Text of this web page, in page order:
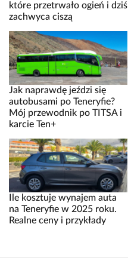
które przetrwało ogień i dziś
zachwyca ciszą
Jak naprawdę jeździ się
autobusami po Teneryfie?
Mój przewodnik po TITSA i
karcie Ten+
Ile kosztuje wynajem auta
na Teneryfie w 2025 roku.
Realne ceny i przykłady